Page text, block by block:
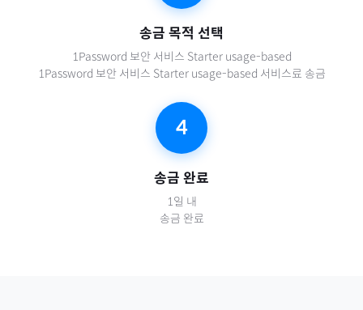
송금 목적 선택
1Password 보안 서비스 Starter usage-based
1Password 보안 서비스 Starter usage-based 서비스료 송금
4
송금 완료
1일 내
송금 완료